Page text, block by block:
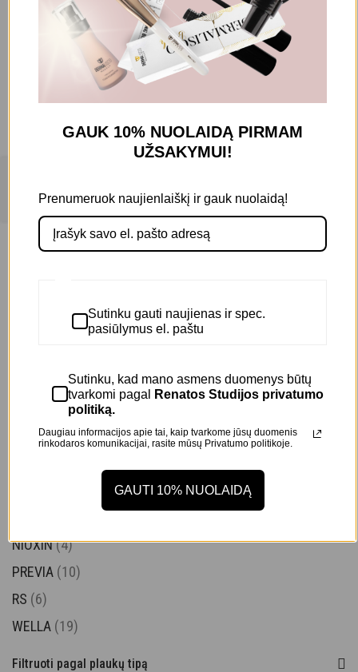
(10)
BERGEL
CEHKO(1)
COCOSOLIS
EMMEDICIOTTO(12)
FOUR REASONS(6)
KIKO MILANO(4)
NIOXIN(4)
PREVIA (10)
RS (6)
WELLA (19)
Filtruoti pagal plaukų tipą
GAUK 10% NUOLAIDĄ PIRMAM
UŽSAKYMUI!
Prenumeruok naujienlaiškį ir gauk nuolaidą!
Sutinku gauti naujienas ir spec.
pasiūlymus el. paštu
Sutinku, kad mano asmens duomenys būtų
tvarkomi pagal
Renatos Studijos privatumo
politiką.
Daugiau informacijos apie tai, kaip tvarkome jūsų duomenis
rinkodaros komunikacijai, rasite mūsų Privatumo politikoje.
GAUTI 10% NUOLAIDĄ